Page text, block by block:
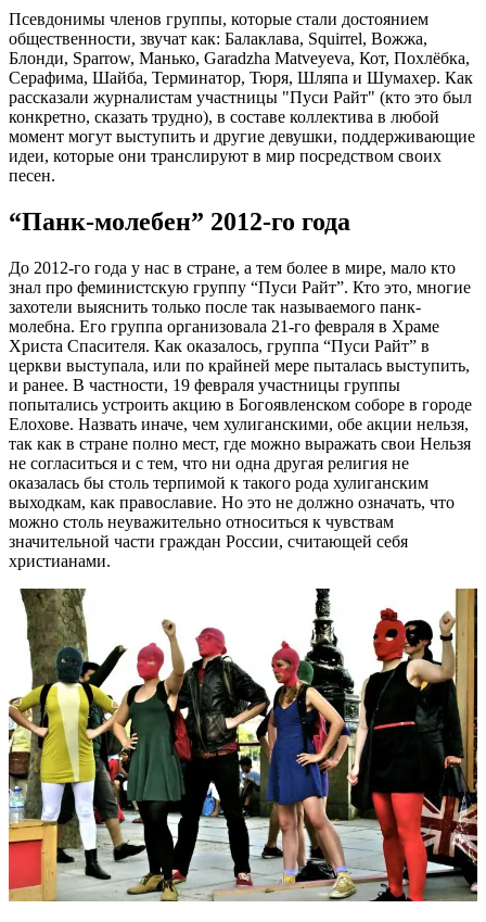
Псевдонимы членов группы, которые стали достоянием
общественности, звучат как: Балаклава, Squirrel, Вожжа,
Блонди, Sparrow, Манько, Garadzha Matveyeva, Кот, Похлёбка,
Серафима, Шайба, Терминатор, Тюря, Шляпа и Шумахер. Как
рассказали журналистам участницы "Пуси Райт" (кто это был
конкретно, сказать трудно), в составе коллектива в любой
момент могут выступить и другие девушки, поддерживающие
идеи, которые они транслируют в мир посредством своих
песен.
“Панк-молебен” 2012-го года
До 2012-го года у нас в стране, а тем более в мире, мало кто
знал про феминистскую группу “Пуси Райт”. Кто это, многие
захотели выяснить только после так называемого панк-
молебна. Его группа организовала 21-го февраля в Храме
Христа Спасителя. Как оказалось, группа “Пуси Райт” в
церкви выступала, или по крайней мере пыталась выступить,
и ранее. В частности, 19 февраля участницы группы
попытались устроить акцию в Богоявленском соборе в городе
Елохове. Назвать иначе, чем хулиганскими, обе акции нельзя,
так как в стране полно мест, где можно выражать свои Нельзя
не согласиться и с тем, что ни одна другая религия не
оказалась бы столь терпимой к такого рода хулиганским
выходкам, как православие. Но это не должно означать, что
можно столь неуважительно относиться к чувствам
значительной части граждан России, считающей себя
христианами.